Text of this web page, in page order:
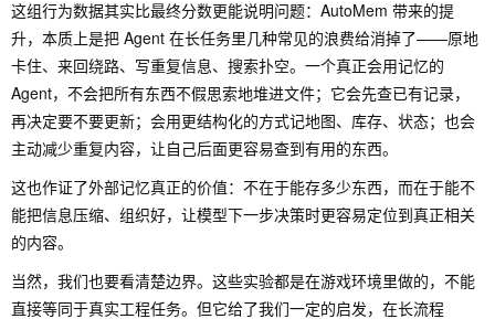
这组行为数据其实比最终分数更能说明问题：AutoMem 带来的提
升，本质上是把 Agent 在长任务里几种常见的浪费给消掉了——原地
卡住、来回绕路、写重复信息、搜索扑空。一个真正会用记忆的
Agent，不会把所有东西不假思索地堆进文件；它会先查已有记录，
再决定要不要更新；会用更结构化的方式记地图、库存、状态；也会
主动减少重复内容，让自己后面更容易查到有用的东西。
这也作证了外部记忆真正的价值：不在于能存多少东西，而在于能不
能把信息压缩、组织好，让模型下一步决策时更容易定位到真正相关
的内容。
当然，我们也要看清楚边界。这些实验都是在游戏环境里做的，不能
直接等同于真实工程任务。但它给了我们一定的启发，在长流程